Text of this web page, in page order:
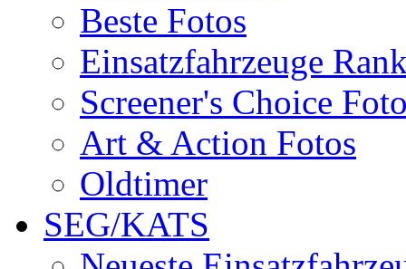
Beste Fotos
Einsatzfahrzeuge
Screener's Choice
Art & Action Fotos
Oldtimer
SEG/KATS